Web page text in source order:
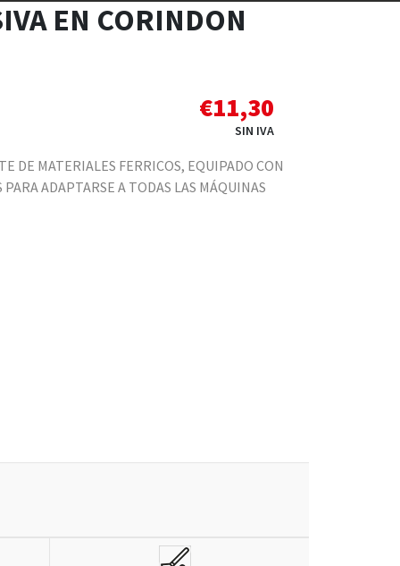
EN CORINDON
€11,30
SIN IVA
DE MATERIALES FERRICOS, EQUIPADO CON
ADAPTARSE A TODAS LAS MÁQUINAS